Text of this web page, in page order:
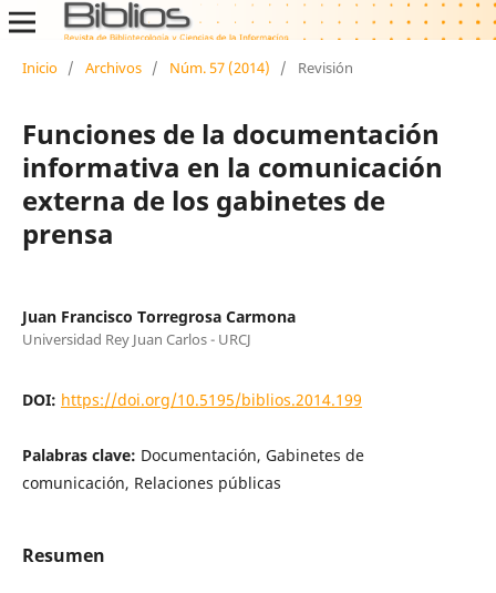
Inicio / Archivos / Núm. 57 (2014) / Revisión
Funciones de la documentación
informativa en la comunicación
externa de los gabinetes de
prensa
Juan Francisco Torregrosa Carmona
Universidad Rey Juan Carlos - URCJ
DOI: https://doi.org/10.5195/biblios.2014.199
Palabras clave: Documentación, Gabinetes de
comunicación, Relaciones públicas
Resumen